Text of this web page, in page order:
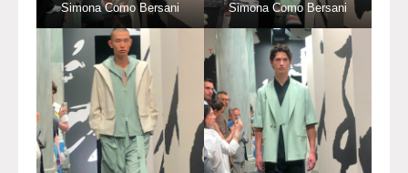
Simona Como Bersani
Simona Como Bersani